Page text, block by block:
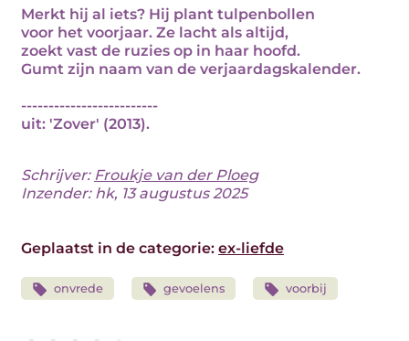
Merkt hij al iets? Hij plant tulpenbollen
voor het voorjaar. Ze lacht als altijd,
zoekt vast de ruzies op in haar hoofd.
Gumt zijn naam van de verjaardagskalender.
-------------------------
uit: 'Zover' (2013).
Schrijver: Froukje van der Ploeg
Inzender: hk, 13 augustus 2025
Geplaatst in de categorie: ex-liefde
onvrede gevoelens voorbij